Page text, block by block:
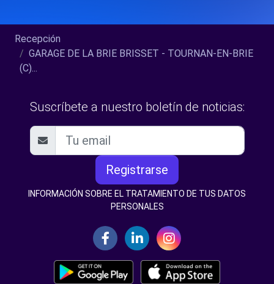
Recepción
GARAGE DE LA BRIE BRISSET - TOURNAN-EN-BRIE
(C)...
Suscríbete a nuestro boletín de noticias:
Registrarse
INFORMACIÓN SOBRE EL TRATAMIENTO DE TUS DATOS
PERSONALES